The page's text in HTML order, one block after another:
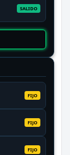
SALIDO
FIJO
FIJO
FIJO